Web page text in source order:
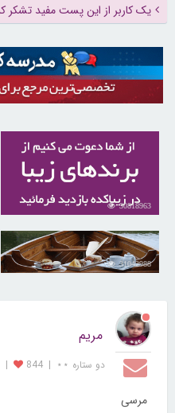
یک کاربر از این پست مفید
30818963
31042988
مریم
دو ستاره ⋆⋆ |
844
|
مرسی